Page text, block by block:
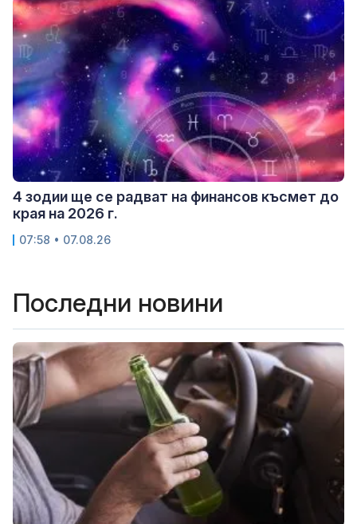
4 зодии ще се радват на финансов късмет до
края на 2026 г.
07:58 • 07.08.26
Последни новини